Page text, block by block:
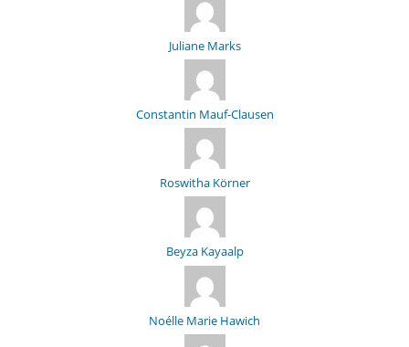
Juliane Marks
Constantin Mauf-Clausen
Roswitha Körner
Beyza Kayaalp
Noélle Marie Hawich